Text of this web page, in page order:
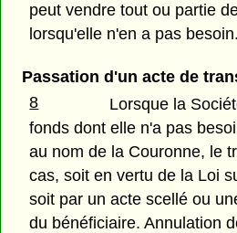
peut vendre tout ou partie
lorsqu'elle n'en a pas besoin.
Passation d'un acte de
8
Lorsque la
fonds dont elle n'a pas
au nom de la Couronne, le
cas, soit en vertu de la Loi
soit par un acte scellé ou
du bénéficiaire. Annulation